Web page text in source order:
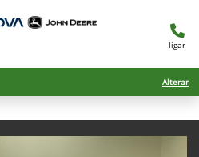
ligar
Alterar